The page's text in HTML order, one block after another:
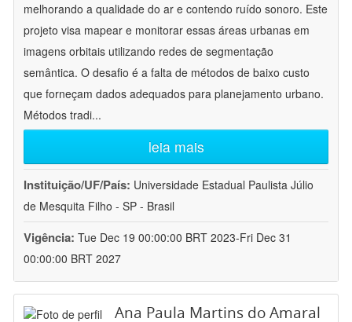
melhorando a qualidade do ar e contendo ruído sonoro. Este
projeto visa mapear e monitorar essas áreas urbanas em
imagens orbitais utilizando redes de segmentação
semântica. O desafio é a falta de métodos de baixo custo
que forneçam dados adequados para planejamento urbano.
Métodos tradi...
leia mais
Instituição/UF/País: Universidade Estadual Paulista Júlio
de Mesquita Filho - SP - Brasil
Vigência: Tue Dec 19 00:00:00 BRT 2023-Fri Dec 31
00:00:00 BRT 2027
Ana Paula Martins do Amaral